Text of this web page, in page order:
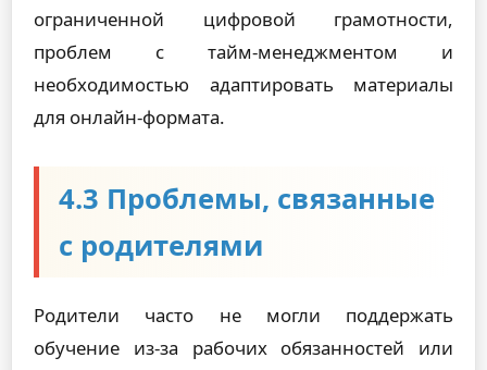
ограниченной цифровой грамотности,
проблем с тайм-менеджментом и
необходимостью адаптировать материалы
для онлайн-формата.
4.3 Проблемы, связанные
с родителями
Родители часто не могли поддержать
обучение из-за рабочих обязанностей или